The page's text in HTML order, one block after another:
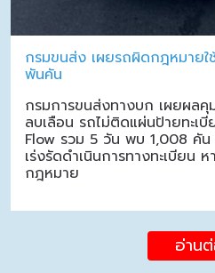
กรมขนส่ง เผยรถผิดกฎหมายใ
พันคัน
กรมการขนส่งทางบก เผยผลคุ
ลบเลือน รถไม่ติดแผ่นป้ายทะเ
Flow รวม 5 วัน พบ 1,008 คัน
เร่งรัดดำเนินการทางทะเบียน
กฎหมาย
อ่าน